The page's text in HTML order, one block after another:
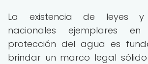
La existencia de leyes y
nacionales ejemplares
protección del agua es
brindar un marco legal